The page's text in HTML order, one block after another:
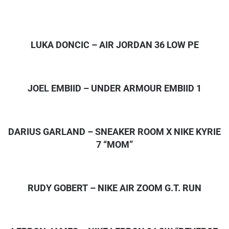
LUKA DONCIC – AIR JORDAN 36 LOW PE
JOEL EMBIID – UNDER ARMOUR EMBIID 1
DARIUS GARLAND – SNEAKER ROOM X NIKE KYRIE
7 “MOM”
RUDY GOBERT – NIKE AIR ZOOM G.T. RUN